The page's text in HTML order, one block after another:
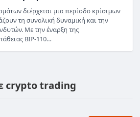
διέρχεται μια περίοδο κρίσιμων
τη συνολική δυναμική και την
Με την έναρξη της
BIP-110…
crypto trading